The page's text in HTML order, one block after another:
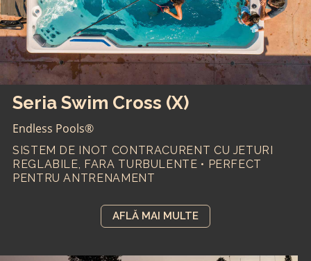
Seria Swim Cross (X)
Endless Pools®
SISTEM DE INOT CONTRACURENT CU JETURI
REGLABILE, FARA TURBULENTE • PERFECT
PENTRU ANTRENAMENT
AFLĂ MAI MULTE